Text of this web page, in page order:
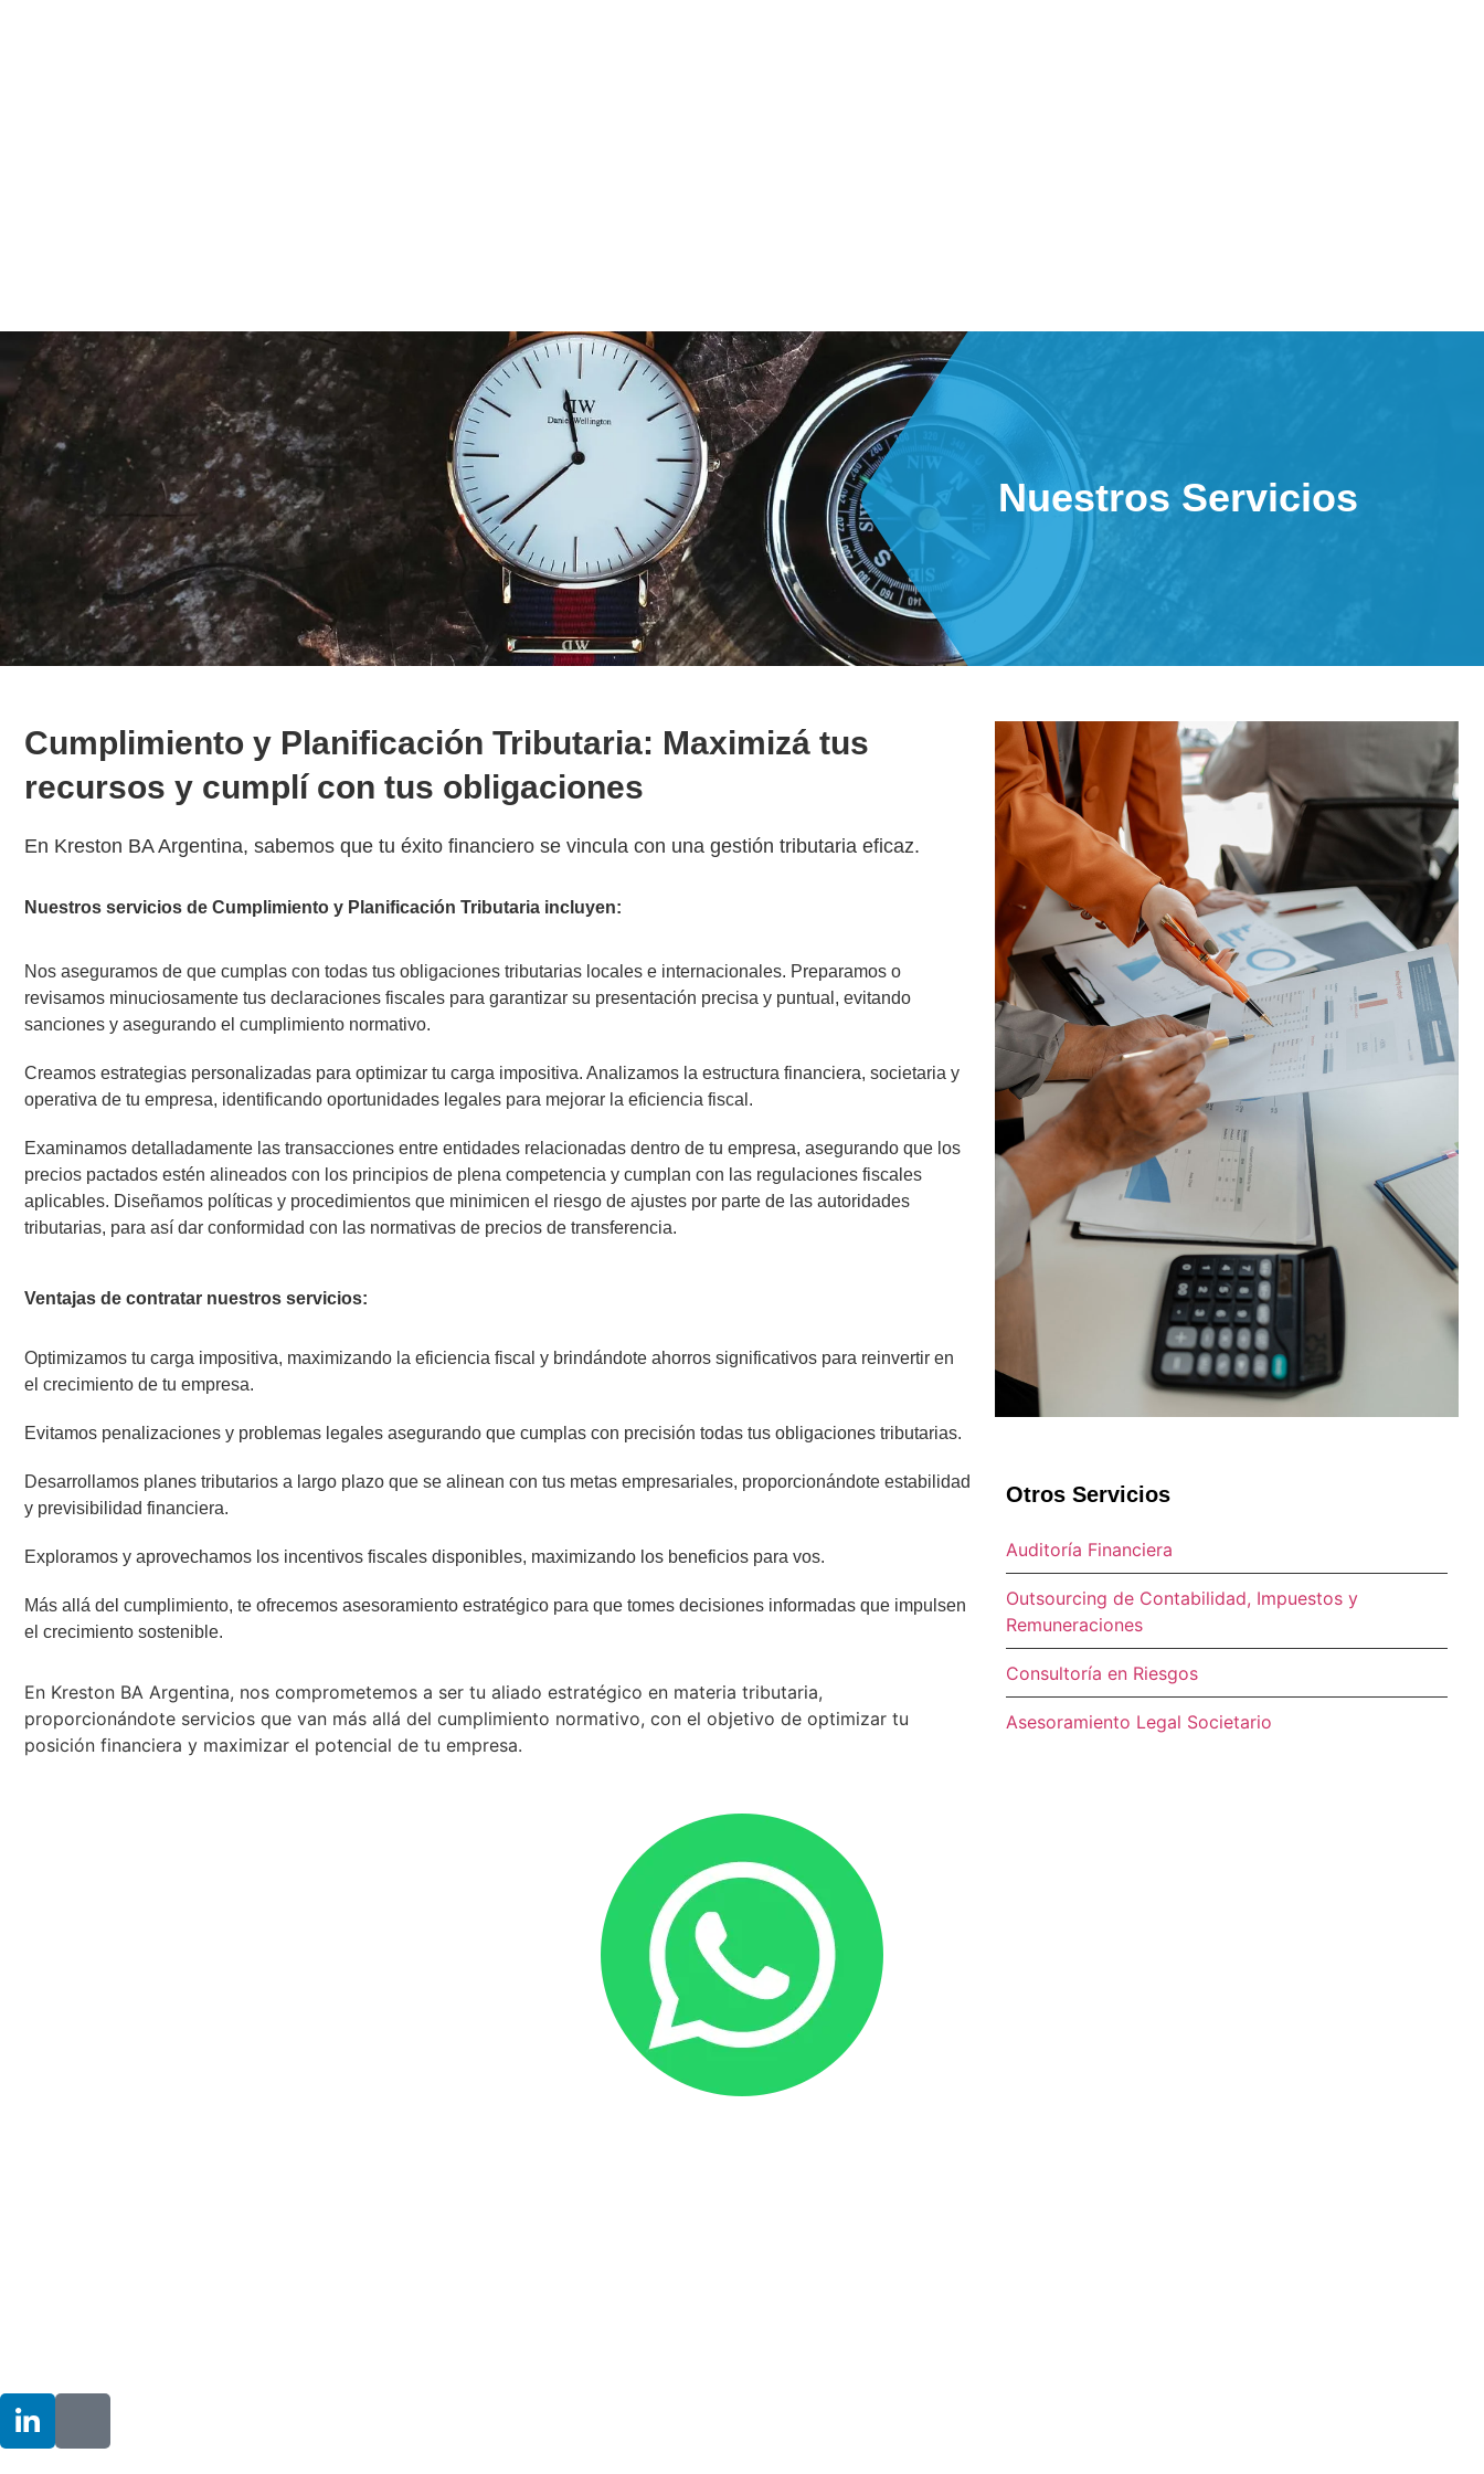
Nuestros Servicios
Cumplimiento y Planificación Tributaria: Maximizá tus
recursos y cumplí con tus obligaciones
En Kreston BA Argentina, sabemos que tu éxito financiero se vincula con una gestión tributaria eficaz.
Nuestros servicios de Cumplimiento y Planificación Tributaria incluyen:
Nos aseguramos de que cumplas con todas tus obligaciones tributarias locales e internacionales. Preparamos o
revisamos minuciosamente tus declaraciones fiscales para garantizar su presentación precisa y puntual, evitando
sanciones y asegurando el cumplimiento normativo.
Creamos estrategias personalizadas para optimizar tu carga impositiva. Analizamos la estructura financiera, societaria y
operativa de tu empresa, identificando oportunidades legales para mejorar la eficiencia fiscal.
Examinamos detalladamente las transacciones entre entidades relacionadas dentro de tu empresa, asegurando que los
precios pactados estén alineados con los principios de plena competencia y cumplan con las regulaciones fiscales
aplicables. Diseñamos políticas y procedimientos que minimicen el riesgo de ajustes por parte de las autoridades
tributarias, para así dar conformidad con las normativas de precios de transferencia.
Ventajas de contratar nuestros servicios:
Optimizamos tu carga impositiva, maximizando la eficiencia fiscal y brindándote ahorros significativos para reinvertir en
el crecimiento de tu empresa.
Evitamos penalizaciones y problemas legales asegurando que cumplas con precisión todas tus obligaciones tributarias.
Desarrollamos planes tributarios a largo plazo que se alinean con tus metas empresariales, proporcionándote estabilidad
y previsibilidad financiera.
Exploramos y aprovechamos los incentivos fiscales disponibles, maximizando los beneficios para vos.
Más allá del cumplimiento, te ofrecemos asesoramiento estratégico para que tomes decisiones informadas que impulsen
el crecimiento sostenible.
En Kreston BA Argentina, nos comprometemos a ser tu aliado estratégico en materia tributaria,
proporcionándote servicios que van más allá del cumplimiento normativo, con el objetivo de optimizar tu
posición financiera y maximizar el potencial de tu empresa.
Otros Servicios
Auditoría Financiera
Outsourcing de Contabilidad, Impuestos y
Remuneraciones
Consultoría en Riesgos
Asesoramiento Legal Societario